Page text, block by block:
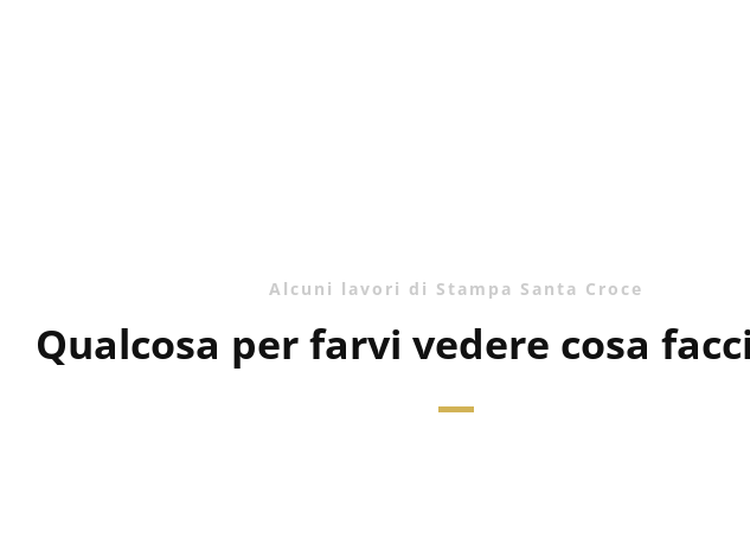
Alcuni lavori di Stampa Santa Croce
Qualcosa per farvi vedere cosa